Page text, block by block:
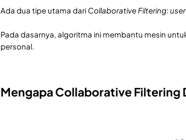
Ada dua tipe utama dari Collaborative Filtering:
Pada dasarnya, algoritma ini membantu mesin
personal.
Mengapa Collaborative Filtering